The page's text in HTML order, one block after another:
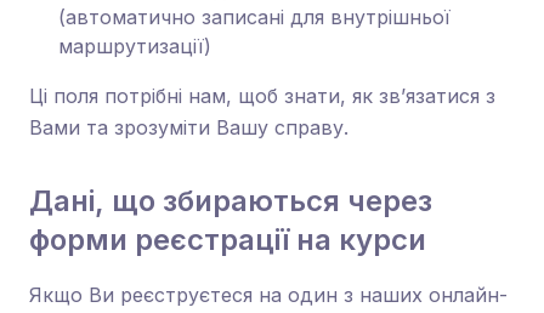
(автоматично записані для внутрішньої
маршрутизації)
Ці поля потрібні нам, щоб знати, як зв’язатися з
Вами та зрозуміти Вашу справу.
Дані, що збираються через
форми реєстрації на курси
Якщо Ви реєструєтеся на один з наших онлайн-